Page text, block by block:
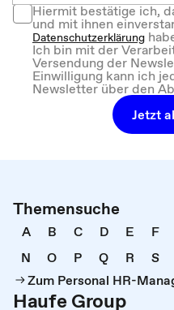
Hiermit bestätige ich,
und mit ihnen
Datenschutzerklärung
Ich bin mit der
Versendung der
Einwilligung kann ich
Newsletter über den
Jetzt
Themensuche
A B C D E F
N
O P Q R S
Zum Personal HR-
Haufe Group